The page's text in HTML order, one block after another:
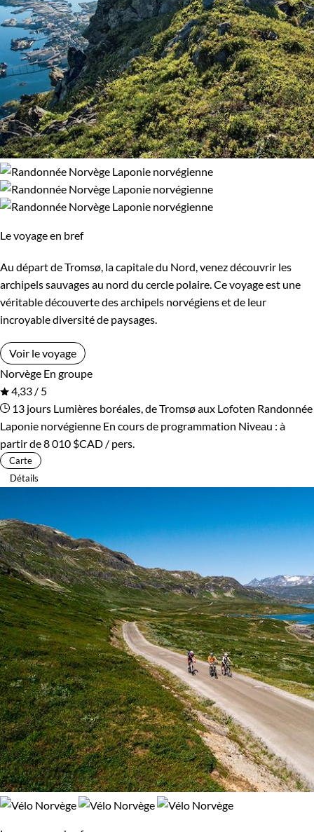
Le voyage en bref
Au départ de Tromsø, la capitale du Nord, venez découvrir les
archipels sauvages au nord du cercle polaire. Ce voyage est une
véritable découverte des archipels norvégiens et de leur
incroyable diversité de paysages.
Voir le voyage
Norvège En groupe
4,33 / 5
13 jours Lumières boréales, de Tromsø aux Lofoten Randonnée
Laponie norvégienne En cours de programmation Niveau : à
partir de8 010 $CAD / pers.
Carte
Détails